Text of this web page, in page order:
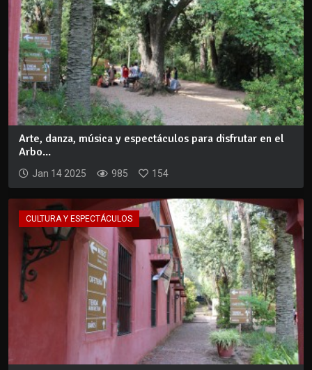
Arte, danza, música y espectáculos para disfrutar en el
Arbo...
Jan 14 2025 985 154
CULTURA Y ESPECTÁCULOS